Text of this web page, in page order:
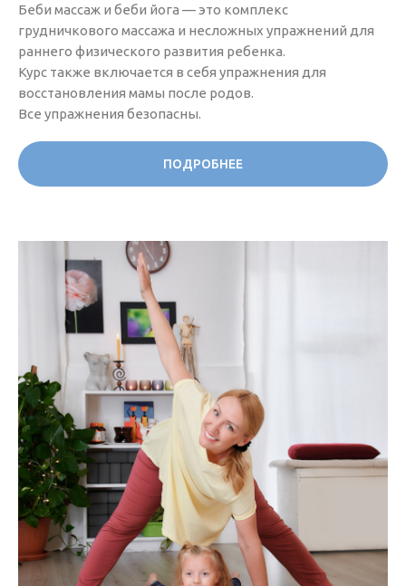
Беби массаж и беби йога — это комплекс
грудничкового массажа и несложных упражнений для
раннего физического развития ребенка.
Курс также включается в себя упражнения для
восстановления мамы после родов.
Все упражнения безопасны.
ПОДРОБНЕЕ